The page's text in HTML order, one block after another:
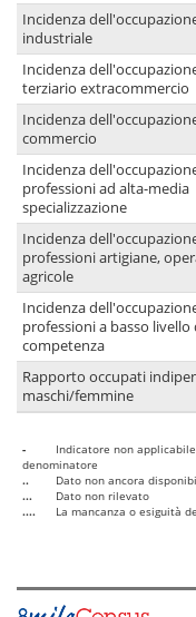
Incidenza
industriale
Incidenza
terziario extracommercio
Incidenza
commercio
Incidenza
professioni ad alta-media
specializzazione
Incidenza
professioni artigiane,
agricole
Incidenza
professioni a basso livello
competenza
Rapporto occupati
maschi/femmine
-
Indicatore non
denominatore
..
Dato non ancora
...
Dato non rilevato
....
La mancanza o esiguità